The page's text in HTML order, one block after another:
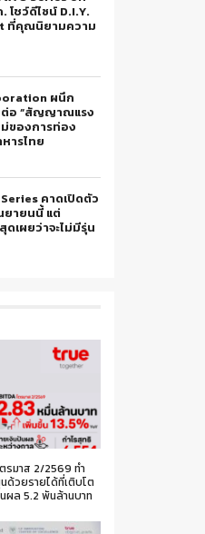
โชว์ดีไซน์ D.I.Y.
ที่คุณนิยามความ
ผนึก
ต่อ “สัญญาณแรง
ม่ของการท่อง
ารไทย
คาดเปิดตัว
ายนนี้ แต่
ดเผยว่าจะไม่มีรุ่น
รมาส 2/2569 ทำ
ด้วยรายได้ที่เติบโต
ผล 5.2 พันล้านบาท